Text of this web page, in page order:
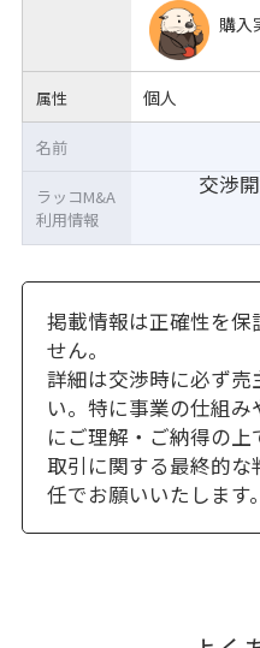
購入
属性 個人
交渉
名前
ラッコM&A
利用情報
掲載情報は正確性を保
せん。
詳細は交渉時に必ず売
い。特に事業の仕組
にご理解・ご納得の上
取引に関する最終的
任でお願いいたします。